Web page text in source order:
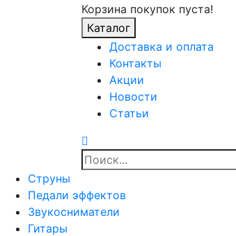
Корзина покупок пуста!
Каталог
Доставка и оплата
Контакты
Акции
Новости
Статьи
Струны
Педали эффектов
Звукосниматели
Гитары